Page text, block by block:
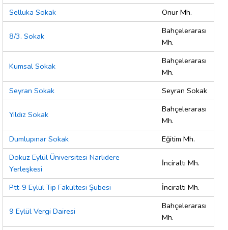
Selluka Sokak
Onur Mh.
8/3. Sokak
Bahçelerarası
Mh.
Kumsal Sokak
Bahçelerarası
Mh.
Seyran Sokak
Seyran Sokak
Yıldız Sokak
Bahçelerarası
Mh.
Dumlupınar Sokak
Eğitim Mh.
Dokuz Eylül Üniversitesi Narlıdere
Yerleşkesi
İnciraltı Mh.
Ptt-9 Eylül Tıp Fakültesi Şubesi İnciraltı Mh.
9 Eylül Vergi Dairesi
Bahçelerarası
Mh.